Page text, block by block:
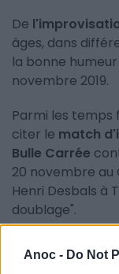
Anoc - Do Not
De
âges, dans
la bonne
novembre 2019.
Parmi les
citer le match
Bulle Carrée
20 novembre au
Henri Desbals à
doublage".
Improvisation
ménage avec